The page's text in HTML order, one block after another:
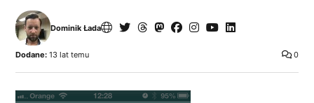
Dominik Łada
0
Dodane: 13 lat temu